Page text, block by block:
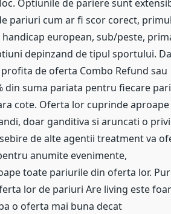
Optiunile de pariere sunt
pariuri cum ar fi scor corect, primul
european, sub/peste,
depinzand de tipul sportului.
de oferta Combo Refund sau
suma pariata pentru fiecare
cote. Oferta lor cuprinde aproape
doar ganditiva si aruncati o
de alte agentii treatment va
anumite evenimente,
toate pariurile din oferta lor.
lor de pariuri Are living este
o oferta mai buna decat